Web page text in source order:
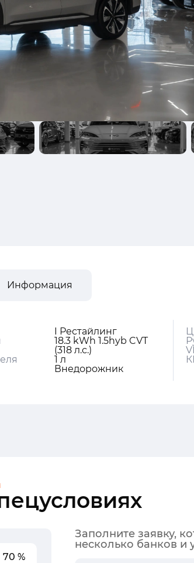
Информация
I Рестайлинг
18.3 kWh 1.5hyb CVT
(318 л.с.)
1 л
Внедорожник
70 %
Заполните заявку,
несколько банков и